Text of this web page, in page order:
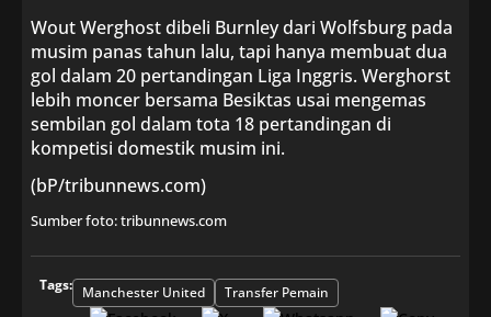
Wout Werghost dibeli Burnley dari Wolfsburg pada
musim panas tahun lalu, tapi hanya membuat dua
gol dalam 20 pertandingan Liga Inggris. Werghorst
lebih moncer bersama Besiktas usai mengemas
sembilan gol dalam tota 18 pertandingan di
kompetisi domestik musim ini.
(bP/tribunnews.com)
Sumber foto: tribunnews.com
Tags: Manchester United Transfer Pemain